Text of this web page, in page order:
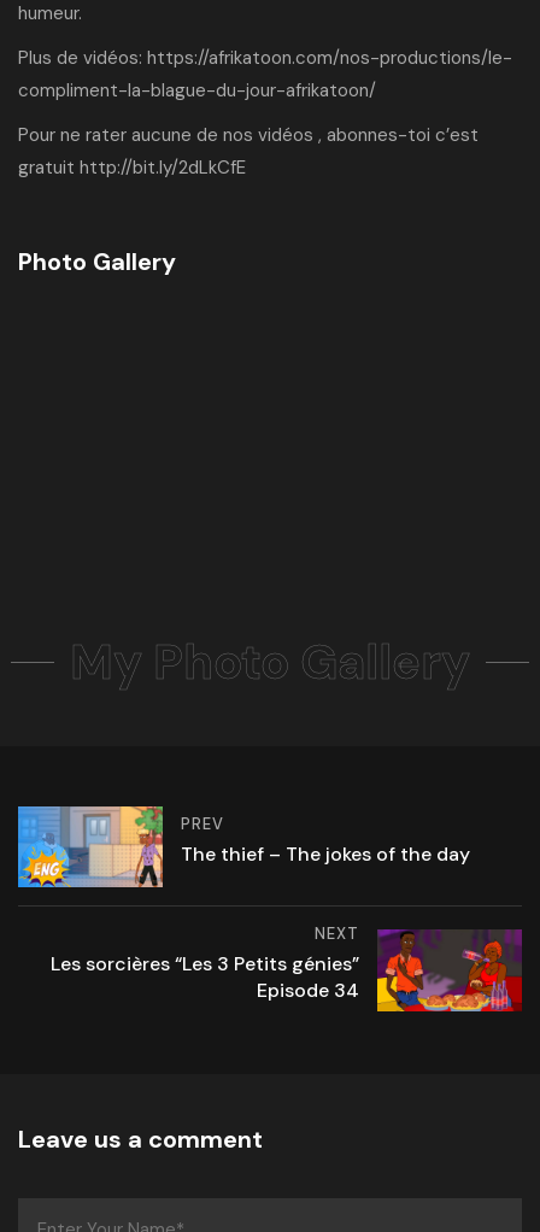
humeur.
Plus de vidéos: https://afrikatoon.com/nos-productions/le-
compliment-la-blague-du-jour-afrikatoon/
Pour ne rater aucune de nos vidéos , abonnes-toi c’est
gratuit http://bit.ly/2dLkCfE
Photo Gallery
My Photo Gallery
PREV
The thief – The jokes of the day
NEXT
Les sorcières “Les 3 Petits génies”
Episode 34
Leave us a comment